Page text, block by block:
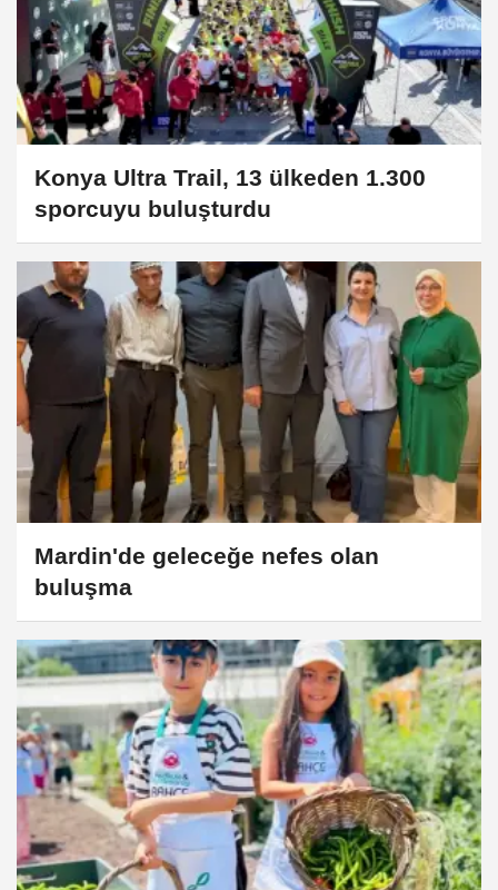
Konya Ultra Trail, 13 ülkeden 1.300
sporcuyu buluşturdu
Mardin'de geleceğe nefes olan
buluşma